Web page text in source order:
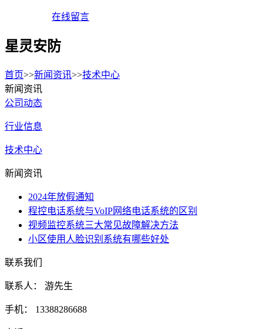
在线留言
星灵安防
首页>>新闻资讯>>技术中心
新闻资讯
公司动态
行业信息
技术中心
新闻资讯
2024年放假通知
程控电话系统与VoIP网络电话系统的区别
视频监控系统三大常见故障解决方法
小区使用人脸识别系统有哪些好处
联系我们
联系人： 游先生
手机： 13388286688